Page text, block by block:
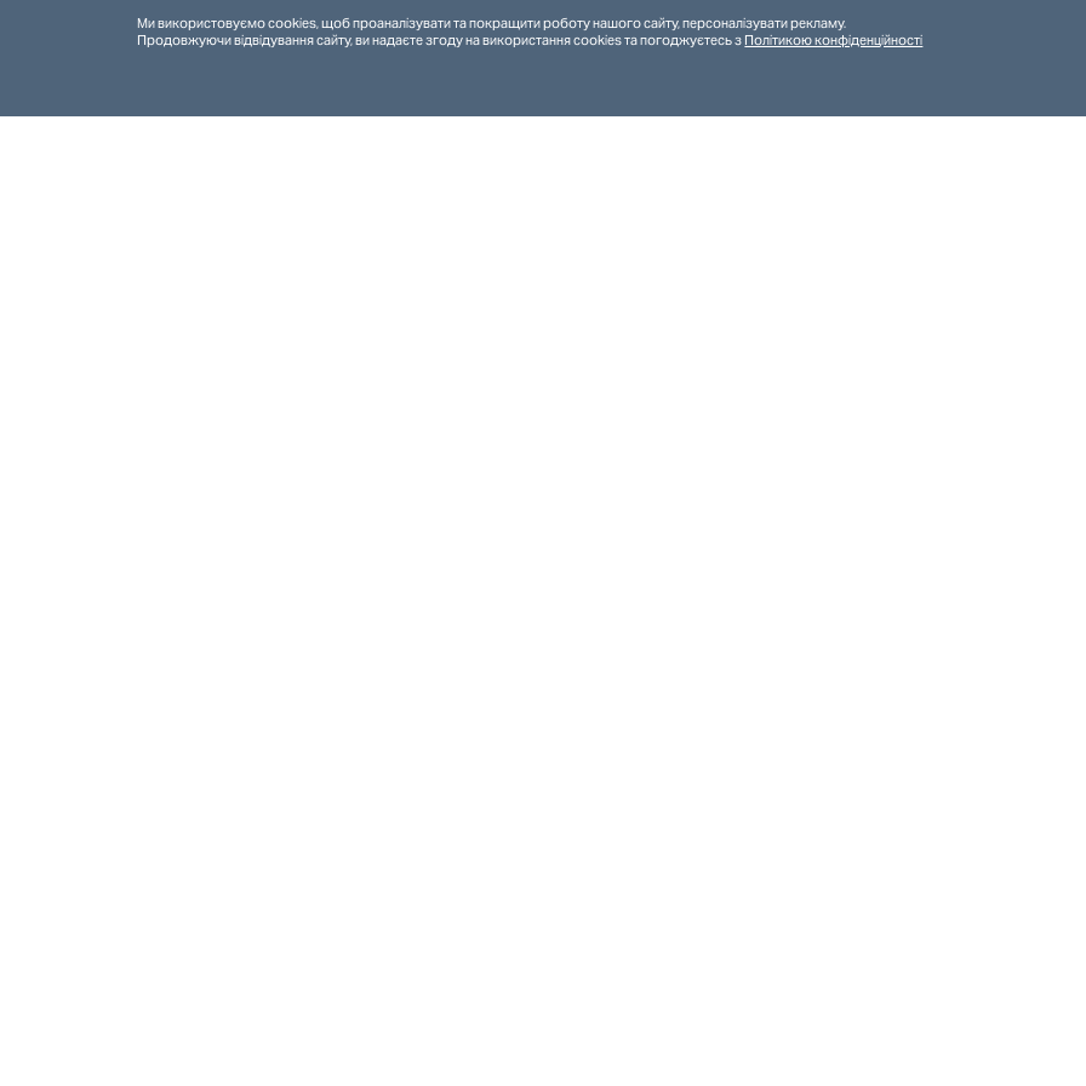
Ми використовуємо cookies, щоб проаналізувати та покращити роботу нашого сайту, персоналізувати рекламу.
Продовжуючи відвідування сайту, ви надаєте згоду на використання cookies та погоджуєтесь з Політикою конфіденційності